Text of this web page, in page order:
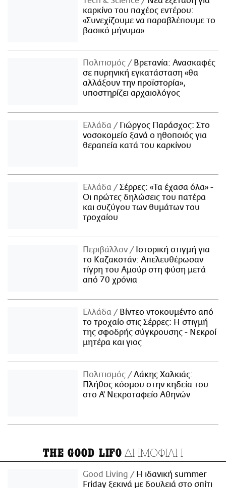
καρκίνο του παχέος εντέρου:
«Συνεχίζουμε να παραβλέπουμε το
βασικό μήνυμα»
Πολιτισμός
Βρετανία: Ανασκαφές
σε πυρηνική εγκατάσταση «θα
αλλάξουν την προϊστορία»,
υποστηρίζει αρχαιολόγος
Ελλάδα
Γιώργος Παράσχος: Στο
νοσοκομείο ξανά ο ηθοποιός για
θεραπεία κατά του καρκίνου
Ελλάδα
Σέρρες: «Τα έχασα όλα» -
Οι πρώτες δηλώσεις του πατέρα
και συζύγου των θυμάτων του
τροχαίου
Περιβάλλον
Ιστορική στιγμή για
το Καζακστάν: Απελευθέρωσαν
τίγρη του Αμούρ στη φύση μετά
από 70 χρόνια
Ελλάδα
Βίντεο ντοκουμέντο από
το τροχαίο στις Σέρρες: Η στιγμή
της σφοδρής σύγκρουσης - Νεκροί
μητέρα και γιος
Πολιτισμός
Λάκης Χαλκιάς:
Πλήθος κόσμου στην κηδεία του
στο Α' Νεκροταφείο Αθηνών
THE GOOD LIFO ΔΗΜΟΦΙΛΗ
Good Living
Η ιδανική summer
Friday ξεκινά με δουλειά στο σπίτι